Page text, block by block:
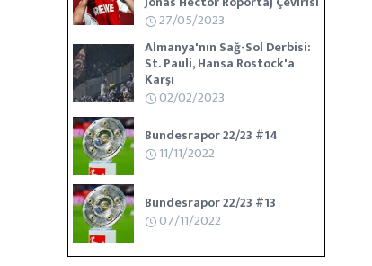
27/05/2023
Almanya'nın Sağ-Sol Derbisi:
St. Pauli, Hansa Rostock'a
Karşı
02/02/2023
Bundesrapor 22/23 #14
11/11/2022
Bundesrapor 22/23 #13
07/11/2022